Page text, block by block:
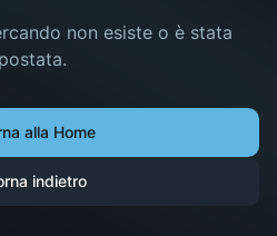
non esiste o è stata
alla Home
indietro